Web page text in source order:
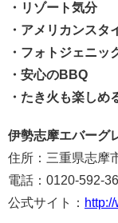
・リゾート気分
・アメリカンスタ
・フォトジェニッ
・安心のBBQ
・たき火も楽しめ
伊勢志摩エバーグ
住所：三重県志摩
電話：0120-592-
公式サイト：